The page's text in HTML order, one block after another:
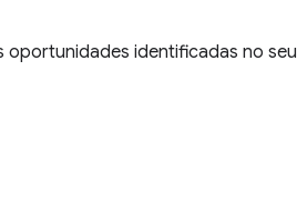
oportunidades identificadas no seu